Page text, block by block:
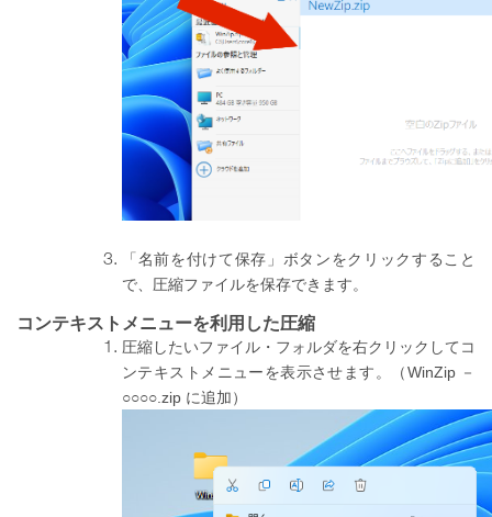
「名前を付けて保存」ボタンをクリックすること
で、圧縮ファイルを保存できます。
コンテキストメニューを利用した圧縮
圧縮したいファイル・フォルダを右クリックしてコ
ンテキストメニューを表示させます。（WinZip －
○○○○.zip に追加）